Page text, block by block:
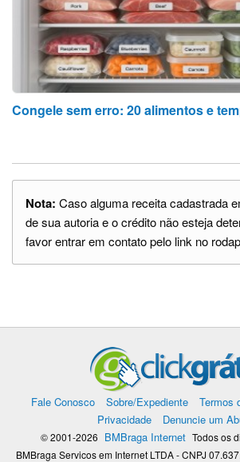
Congele sem erro: 20 alimentos e
Nota: Caso alguma receita cadastrada
de sua autoria e o crédito não esteja
favor entrar em contato pelo link no
Fale Conosco Sobre/Expediente Termos
Privacidade
Denuncie um
© 2001-2026 BMBraga Internet Todos os
BMBraga Servicos em Internet LTDA - CNPJ